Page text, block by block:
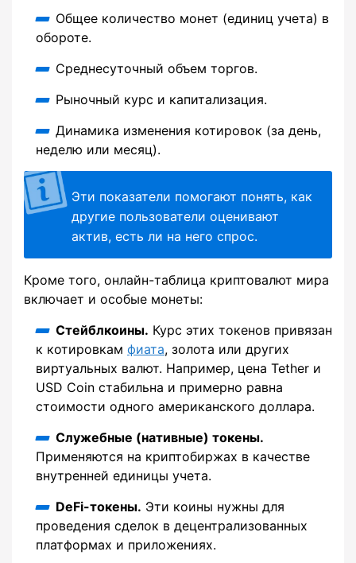
Общее количество монет (единиц учета) в
обороте.
Среднесуточный объем торгов.
Рыночный курс и капитализация.
Динамика изменения котировок (за день,
неделю или месяц).
Эти показатели помогают понять, как
другие пользователи оценивают
актив, есть ли на него спрос.
Кроме того, онлайн-таблица криптовалют мира
включает и особые монеты:
Стейблкоины. Курс этих токенов привязан
к котировкам фиата, золота или других
виртуальных валют. Например, цена Tether и
USD Coin стабильна и примерно равна
стоимости одного американского доллара.
Служебные (нативные) токены.
Применяются на криптобиржах в качестве
внутренней единицы учета.
DeFi-токены. Эти коины нужны для
проведения сделок в децентрализованных
платформах и приложениях.